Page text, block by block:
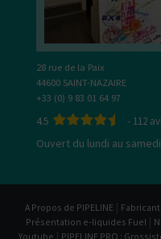
28 rue de la Paix
44600 SAINT-NAZAIRE
+33 (0) 9 83 01 64 97
4.5 - 112
Ouvert du lundi au
A Propos de PIPELINE |
Présentation e-liquides Fuel |
Youtube
PIPELINE PRO :